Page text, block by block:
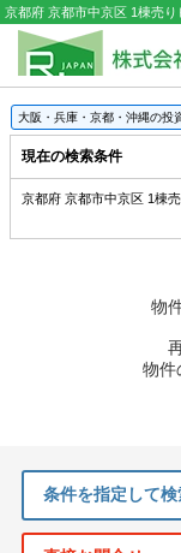
京都府 京都市中京区 1棟売
大阪・兵庫・京都・沖縄の投
現在の検索条件
京都府 京都市中京区 1棟
物
物件
条件を指定して